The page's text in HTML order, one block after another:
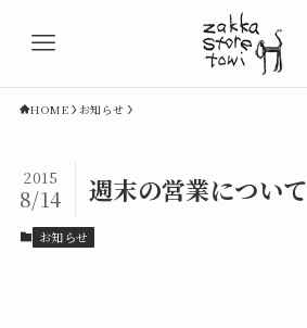
HOME お知らせ
週末の営業について
2015
8/14
お知らせ